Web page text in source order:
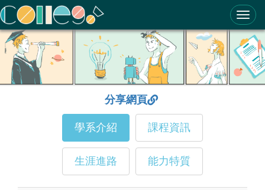
ColleGo! 大學選才與高中育才輔助系統
分享網頁
學系介紹 課程資訊
生涯進路 能力特質